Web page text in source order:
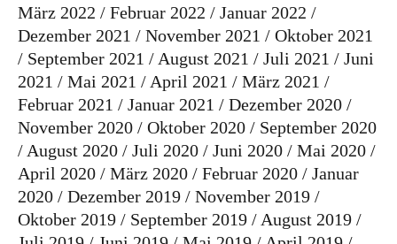
März 2022
Februar 2022
Januar 2022
Dezember 2021
November 2021
Oktober 2021
September 2021
August 2021 Juli 2021
Juni
2021
Mai 2021 April 2021
März 2021
Februar 2021
Januar 2021
Dezember 2020
November 2020
Oktober 2020
September 2020
August 2020
Juli 2020 Juni 2020
Mai 2020
April 2020
März 2020 Februar 2020
Januar
2020
Dezember 2019
November 2019
Oktober 2019
September 2019
August 2019